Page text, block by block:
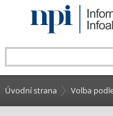
Úvodní strana Volba